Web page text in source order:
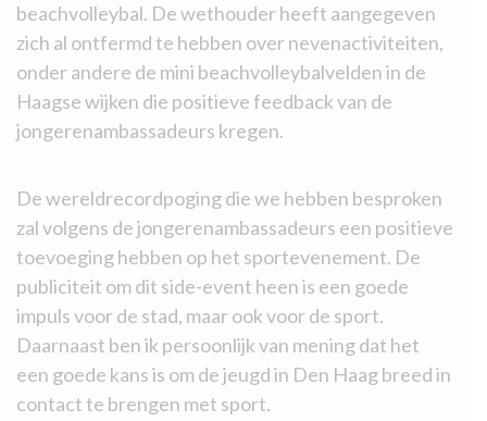
beachvolleybal. De wethouder heeft aangegeven
zich al ontfermd te hebben over nevenactiviteiten,
onder andere de mini beachvolleybalvelden in de
Haagse wijken die positieve feedback van de
jongerenambassadeurs kregen.
De wereldrecordpoging die we hebben besproken
zal volgens de jongerenambassadeurs een positieve
toevoeging hebben op het sportevenement. De
publiciteit om dit side-event heen is een goede
impuls voor de stad, maar ook voor de sport.
Daarnaast ben ik persoonlijk van mening dat het
een goede kans is om de jeugd in Den Haag breed in
contact te brengen met sport.